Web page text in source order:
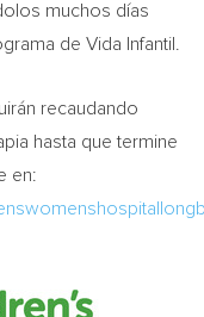
muchos días
de Vida Infantil.
recaudando
hasta que termine
en: